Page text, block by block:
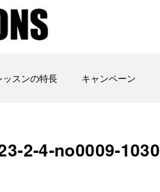
ッスンの特長 キャンペーン
2-4-no0009-1030